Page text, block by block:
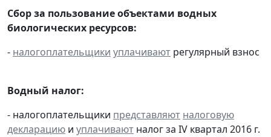
Сбор за пользование объектами водных
биологических ресурсов:
- налогоплательщики уплачивают регулярный взнос
Водный налог:
- налогоплательщики представляют налоговую
декларацию и уплачивают налог за IV квартал 2016 г.